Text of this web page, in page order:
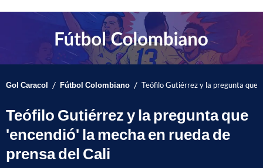
Gol Caracol / Fútbol Colombiano / Teófilo Gutiérrez y la pregunta que
Teófilo Gutiérrez y la pregunta que
'encendió' la mecha en rueda de
prensa del Cali